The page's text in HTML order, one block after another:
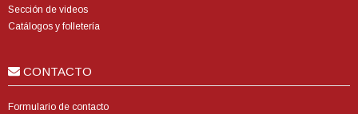
Sección de videos
Catálogos y folletería
CONTACTO
Formulario de contacto